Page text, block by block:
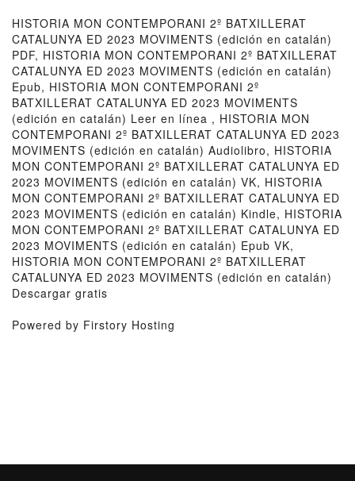
HISTORIA MON CONTEMPORANI 2º BATXILLERAT
CATALUNYA ED 2023 MOVIMENTS (edición en catalán)
PDF, HISTORIA MON CONTEMPORANI 2º BATXILLERAT
CATALUNYA ED 2023 MOVIMENTS (edición en catalán)
Epub, HISTORIA MON CONTEMPORANI 2º
BATXILLERAT CATALUNYA ED 2023 MOVIMENTS
(edición en catalán) Leer en línea , HISTORIA MON
CONTEMPORANI 2º BATXILLERAT CATALUNYA ED 2023
MOVIMENTS (edición en catalán) Audiolibro, HISTORIA
MON CONTEMPORANI 2º BATXILLERAT CATALUNYA ED
2023 MOVIMENTS (edición en catalán) VK, HISTORIA
MON CONTEMPORANI 2º BATXILLERAT CATALUNYA ED
2023 MOVIMENTS (edición en catalán) Kindle, HISTORIA
MON CONTEMPORANI 2º BATXILLERAT CATALUNYA ED
2023 MOVIMENTS (edición en catalán) Epub VK,
HISTORIA MON CONTEMPORANI 2º BATXILLERAT
CATALUNYA ED 2023 MOVIMENTS (edición en catalán)
Descargar gratis
Powered by Firstory Hosting